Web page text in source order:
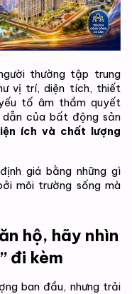
thường tập trung
vị trí, diện tích, thiết
tố âm thầm quyết
dẫn của bất động sản
ích và chất lượng
giá bằng những gì
môi trường sống mà
hộ, hãy nhìn
đi kèm
ban đầu, nhưng trải